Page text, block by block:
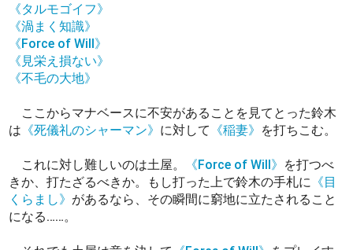
《タルモゴイフ》
《渦まく知識》
《Force of Will》
《見栄え損ない》
《不毛の大地》
ここからマナベースに不安があることを見てとった鈴木
は 《死儀礼のシャーマン》 に対して 《稲妻》 を打ちこむ。
これに対し難しいのは土屋。 《Force of Will》 を打つべ
きか、打たざるべきか。もし打った上で鈴木の手札に 《目
くらまし》 があるなら、その瞬間に窮地に立たされること
になる……。